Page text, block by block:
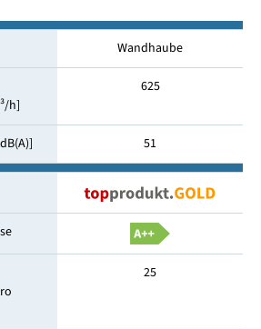
Wandhaube
h]
625
51
25